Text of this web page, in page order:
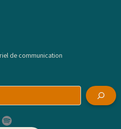
de communication
Spotify